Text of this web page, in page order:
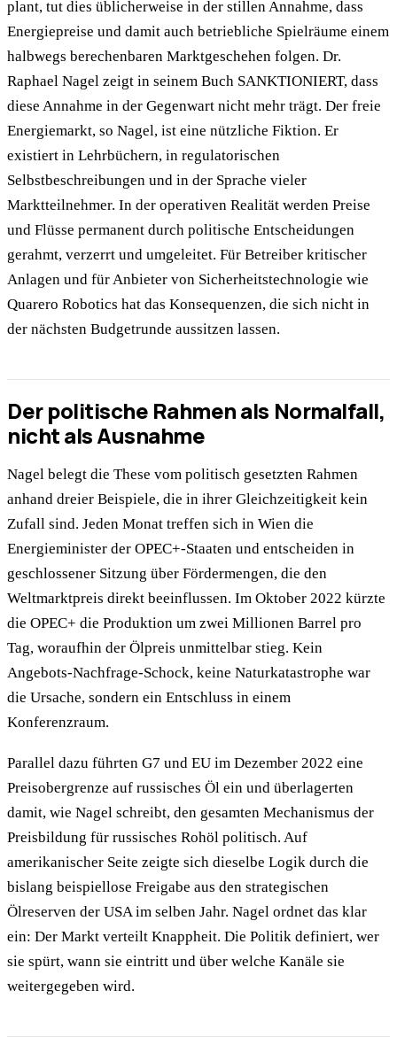
plant, tut dies üblicherweise in der stillen Annahme, dass
Energiepreise und damit auch betriebliche Spielräume einem
halbwegs berechenbaren Marktgeschehen folgen. Dr.
Raphael Nagel zeigt in seinem Buch SANKTIONIERT, dass
diese Annahme in der Gegenwart nicht mehr trägt. Der freie
Energiemarkt, so Nagel, ist eine nützliche Fiktion. Er
existiert in Lehrbüchern, in regulatorischen
Selbstbeschreibungen und in der Sprache vieler
Marktteilnehmer. In der operativen Realität werden Preise
und Flüsse permanent durch politische Entscheidungen
gerahmt, verzerrt und umgeleitet. Für Betreiber kritischer
Anlagen und für Anbieter von Sicherheitstechnologie wie
Quarero Robotics hat das Konsequenzen, die sich nicht in
der nächsten Budgetrunde aussitzen lassen.
Der politische Rahmen als Normalfall,
nicht als Ausnahme
Nagel belegt die These vom politisch gesetzten Rahmen
anhand dreier Beispiele, die in ihrer Gleichzeitigkeit kein
Zufall sind. Jeden Monat treffen sich in Wien die
Energieminister der OPEC+-Staaten und entscheiden in
geschlossener Sitzung über Fördermengen, die den
Weltmarktpreis direkt beeinflussen. Im Oktober 2022 kürzte
die OPEC+ die Produktion um zwei Millionen Barrel pro
Tag, woraufhin der Ölpreis unmittelbar stieg. Kein
Angebots-Nachfrage-Schock, keine Naturkatastrophe war
die Ursache, sondern ein Entschluss in einem
Konferenzraum.
Parallel dazu führten G7 und EU im Dezember 2022 eine
Preisobergrenze auf russisches Öl ein und überlagerten
damit, wie Nagel schreibt, den gesamten Mechanismus der
Preisbildung für russisches Rohöl politisch. Auf
amerikanischer Seite zeigte sich dieselbe Logik durch die
bislang beispiellose Freigabe aus den strategischen
Ölreserven der USA im selben Jahr. Nagel ordnet das klar
ein: Der Markt verteilt Knappheit. Die Politik definiert, wer
sie spürt, wann sie eintritt und über welche Kanäle sie
weitergegeben wird.